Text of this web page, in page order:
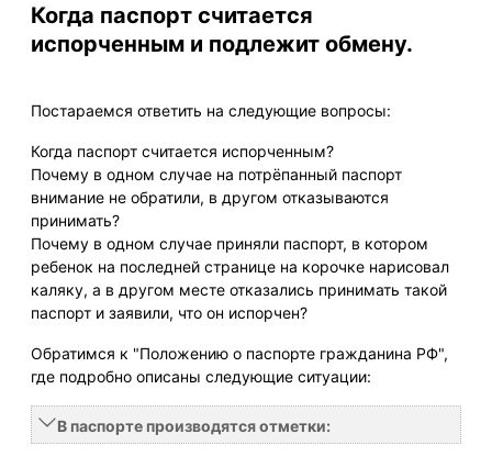
Когда паспорт считается
испорченным и подлежит обмену.
Постараемся ответить на следующие вопросы:
Когда паспорт считается испорченным?
Почему в одном случае на потрёпанный паспорт
внимание не обратили, в другом отказываются
принимать?
Почему в одном случае приняли паспорт, в котором
ребенок на последней странице на корочке нарисовал
каляку, а в другом месте отказались принимать такой
паспорт и заявили, что он испорчен?
Обратимся к "Положению о паспорте гражданина РФ",
где подробно описаны следующие ситуации:
В паспорте производятся отметки: